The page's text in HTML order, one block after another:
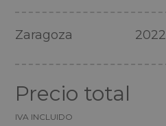
Zaragoza 2022
Precio total
IVA INCLUIDO